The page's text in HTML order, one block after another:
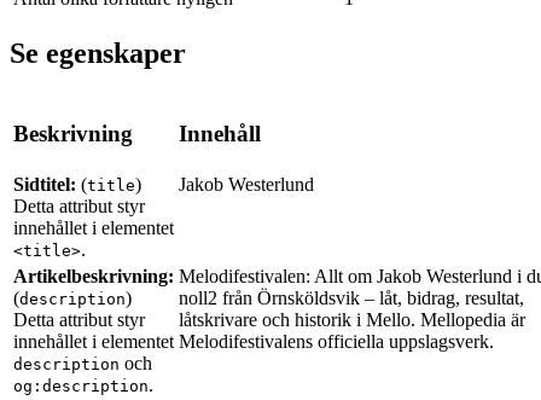
Se egenskaper
Beskrivning Innehåll
Sidtitel: (title)
Detta attribut styr
innehållet i elementet
<title>.
Jakob Westerlund
Artikelbeskrivning:
(description)
Detta attribut styr
innehållet i elementet
description och
og:description.
Melodifestivalen: Allt om Jakob Westerlund i
noll2 från Örnsköldsvik – låt, bidrag, resultat,
låtskrivare och historik i Mello. Mellopedia är
Melodifestivalens officiella uppslagsverk.